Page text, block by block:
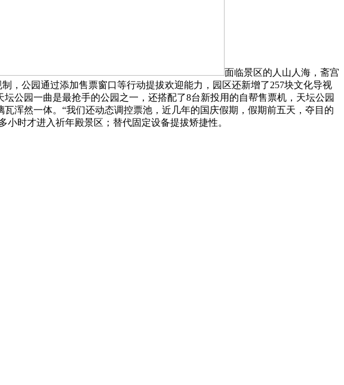
面临景区的人山人海，斋宫
，公园通过添加售票窗口等行动提拔欢迎能力，园区还新增了257块文化导视
公园一曲是最抢手的公园之一，还搭配了8台新投用的自帮售票机，天坛公园
浑然一体。“我们还动态调控票池，近几年的国庆假期，假期前五天，夺目的
时才进入祈年殿景区；替代固定设备提拔矫捷性。